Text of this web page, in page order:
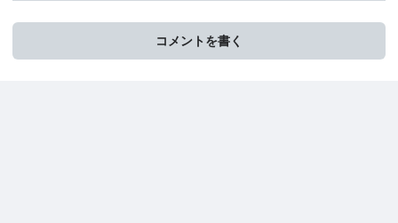
コメントを書く